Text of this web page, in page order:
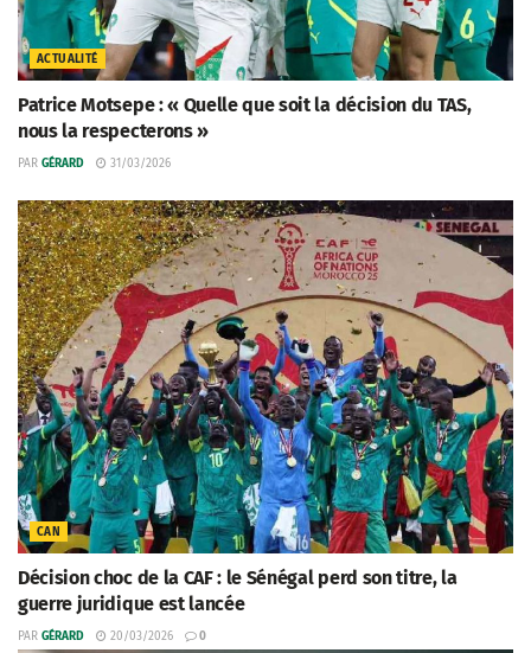
ACTUALITÉ
Patrice Motsepe : « Quelle que soit la décision du TAS,
nous la respecterons »
PAR GÉRARD 31/03/2026
CAN
Décision choc de la CAF : le Sénégal perd son titre, la
guerre juridique est lancée
PAR GÉRARD 20/03/2026 0